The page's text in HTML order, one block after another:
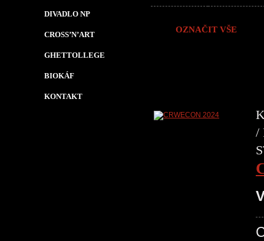
DIVADLO NP
CROSS’N’ART
GHETTOLLEGE
BIOKÁF
KONTAKT
OZNAČIT VŠE
/